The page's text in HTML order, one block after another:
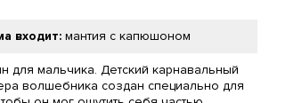
входит: мантия с капюшоном
для мальчика. Детский карнавальный
волшебника создан специально для